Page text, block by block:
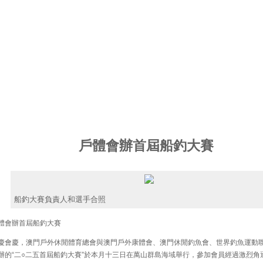
戶體會辦首屆船釣大賽
船釣大賽負責人和選手合照
會辦首屆船釣大賽
會慶，澳門戶外休閒體育總會與澳門戶外康體會、澳門休閒釣魚會、世界釣魚運動
的“二○二五首屆船釣大賽”於本月十三日在萬山群島海域舉行，參加會員經過激烈角